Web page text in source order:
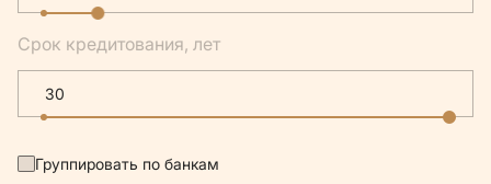
Срок кредитования, лет
Группировать по банкам